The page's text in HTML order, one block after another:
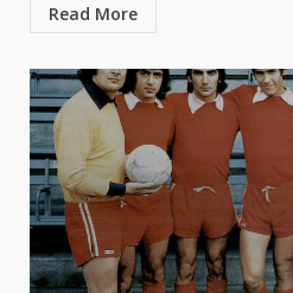
Read More